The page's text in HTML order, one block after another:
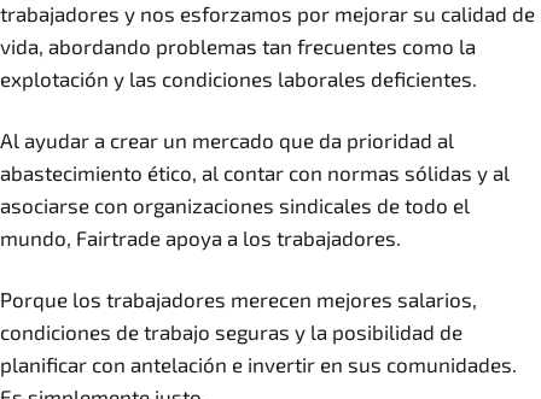
trabajadores y nos esforzamos por mejorar su calidad de
vida, abordando problemas tan frecuentes como la
explotación y las condiciones laborales deficientes.
Al ayudar a crear un mercado que da prioridad al
abastecimiento ético, al contar con normas sólidas y al
asociarse con organizaciones sindicales de todo el
mundo, Fairtrade apoya a los trabajadores.
Porque los trabajadores merecen mejores salarios,
condiciones de trabajo seguras y la posibilidad de
planificar con antelación e invertir en sus comunidades.